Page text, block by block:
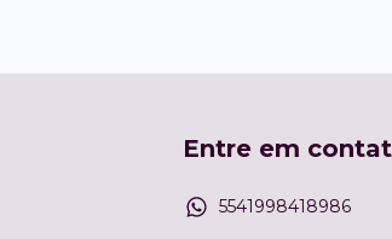
Entre em
5541998418986